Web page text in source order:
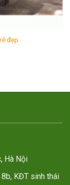
đẹp
Hà Nội
KĐT sinh thái